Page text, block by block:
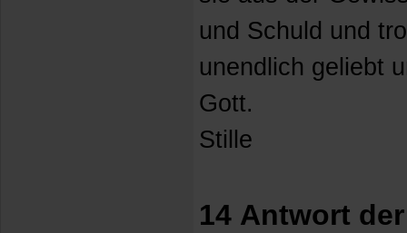
und Schuld und
unendlich geliebt
Gott.
Stille
14 Antwort